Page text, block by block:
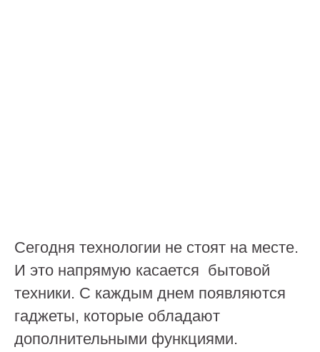
Сегодня технологии не стоят на месте.
И это напрямую касается бытовой
техники. С каждым днем появляются
гаджеты, которые обладают
дополнительными функциями.